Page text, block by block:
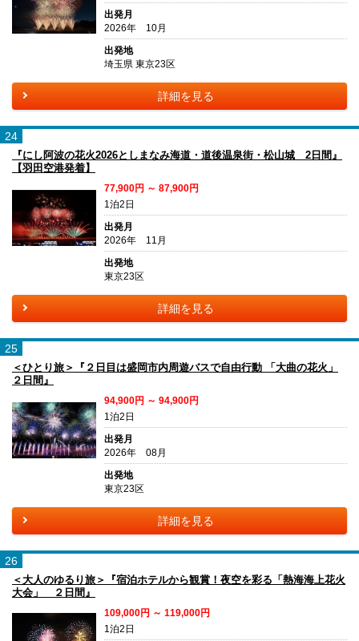
出発月
2026年 10月
出発地
埼玉県 東京23区
詳細を見る
24
『にし阿波の花火2026としまなみ海道・道後温泉街・松山城 2日間』
【羽田空港発着】
77,900円 ～ 87,900円
1泊2日
出発月
2026年 11月
出発地
東京23区
詳細を見る
25
＜ひとり旅＞『２日目は盛岡市内周遊バスで自由行動 「大曲の花火」
２日間』
94,900円 ～ 94,900円
1泊2日
出発月
2026年 08月
出発地
東京23区
詳細を見る
26
＜大人のゆるり旅＞『宿泊ホテルから観賞！夜空を彩る「熱海海上花火
大会」 ２日間』
109,000円 ～ 119,000円
1泊2日